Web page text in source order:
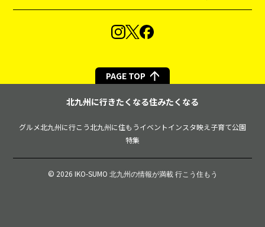
PAGE TOP
北九州に行きたくなる住みたくなる
グルメ北九州に行こう北九州に住もうイベントインスタ映え 子育て公園
特集
© 2026 IKO-SUMO 北九州の情報が満載 行こう住もう